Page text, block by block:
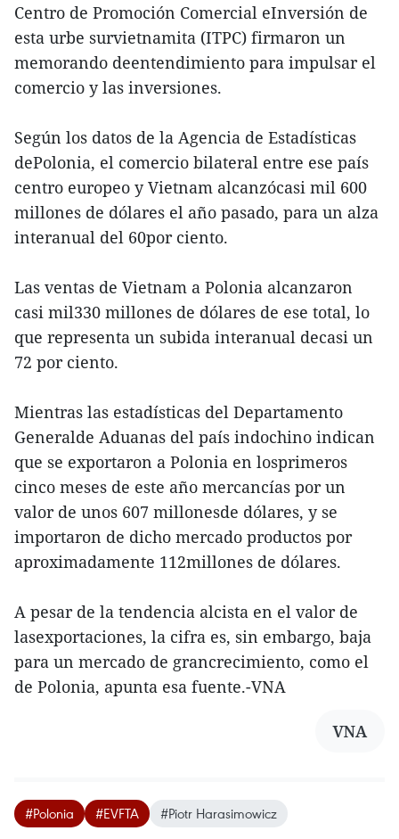
Centro de Promoción Comercial eInversión de
esta urbe survietnamita (ITPC) firmaron un
memorando deentendimiento para impulsar el
comercio y las inversiones.
Según los datos de la Agencia de Estadísticas
dePolonia, el comercio bilateral entre ese país
centro europeo y Vietnam alcanzócasi mil 600
millones de dólares el año pasado, para un alza
interanual del 60por ciento.
Las ventas de Vietnam a Polonia alcanzaron
casi mil330 millones de dólares de ese total, lo
que representa un subida interanual decasi un
72 por ciento.
Mientras las estadísticas del Departamento
Generalde Aduanas del país indochino indican
que se exportaron a Polonia en losprimeros
cinco meses de este año mercancías por un
valor de unos 607 millonesde dólares, y se
importaron de dicho mercado productos por
aproximadamente 112millones de dólares.
A pesar de la tendencia alcista en el valor de
lasexportaciones, la cifra es, sin embargo, baja
para un mercado de grancrecimiento, como el
de Polonia, apunta esa fuente.-VNA
VNA
#Polonia #EVFTA #Piotr Harasimowicz